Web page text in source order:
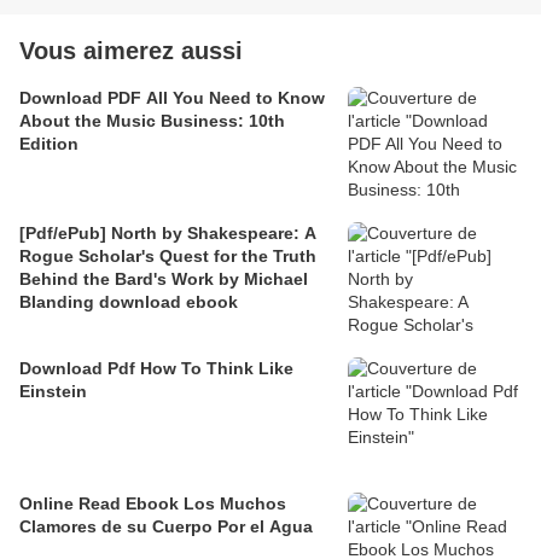
Vous aimerez aussi
Download PDF All You Need to Know
About the Music Business: 10th
Edition
[Pdf/ePub] North by Shakespeare: A
Rogue Scholar's Quest for the Truth
Behind the Bard's Work by Michael
Blanding download ebook
Download Pdf How To Think Like
Einstein
Online Read Ebook Los Muchos
Clamores de su Cuerpo Por el Agua